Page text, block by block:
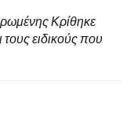
Κρίθηκε
τους ειδικούς που